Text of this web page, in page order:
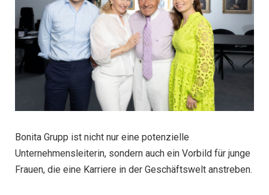
Bonita Grupp ist nicht nur eine potenzielle
Unternehmensleiterin, sondern auch ein Vorbild für junge
Frauen, die eine Karriere in der Geschäftswelt anstreben.